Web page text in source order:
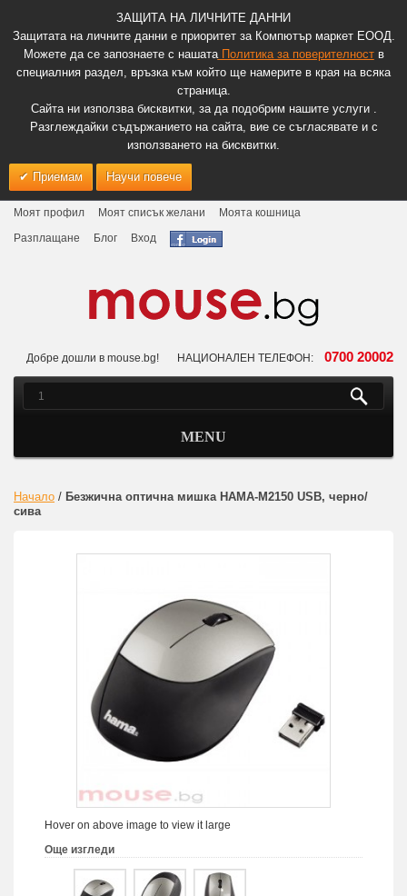
ЗАЩИТА НА ЛИЧНИТЕ ДАННИ
Защитата на личните данни е приоритет за Компютър маркет ЕООД.
Можете да се запознаете с нашатаПолитика за поверителноств
специалния раздел, връзка към който ще намерите в края на всяка
страница.
Сайта ни използва бисквитки, за да подобрим нашите услуги .
Разглеждайки съдържанието на сайта, вие се съгласявате и с
използването на бисквитки.
Приемам Научи повече
Моят профил Моят списък желани
Моята кошница
Разплащане
Блог Вход
Добре дошли в mouse.bg! НАЦИОНАЛЕН ТЕЛЕФОН: 0700 20002
MENU
Начало / Безжична оптична мишка HAMA-M2150 USB, черно/
сива
Hover on above image to view it large
Още изгледи